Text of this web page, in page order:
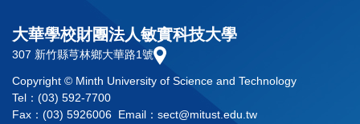
大華學校財團法人敏實科技大學
307 新竹縣芎林鄉大華路1號
Copyright © Minth University of Science and Technology
Tel：(03) 592-7700
Fax：(03) 5926006 Email：sect@mitust.edu.tw